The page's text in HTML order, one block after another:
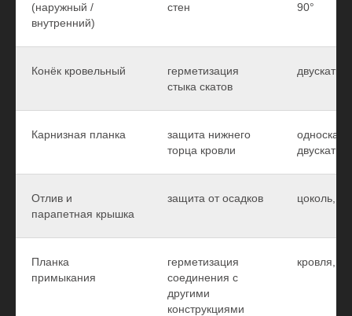
(наружный /
внутренний)
стен
90°
Конёк кровельный
герметизация
стыка скатов
Карнизная планка
защита нижнего
торца кровли
Отлив и
парапетная крышка
защита от осадков цоколь,
Планка
примыкания
герметизация
соединения с
другими
конструкциями
кровля,